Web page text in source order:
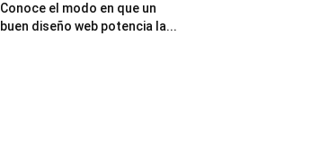
Conoce el modo en que un
buen diseño web potencia la...